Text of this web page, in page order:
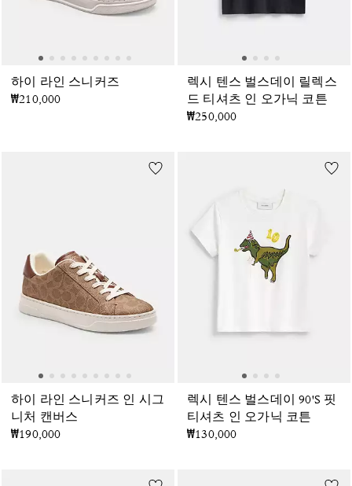
하이 라인 스니커즈
₩210,000
렉시 텐스 벌스데이 릴렉스
드 티셔츠 인 오가닉 코튼
₩250,000
하이 라인 스니커즈 인 시그
니처 캔버스
₩190,000
렉시 텐스 벌스데이 90'S 핏
티셔츠 인 오가닉 코튼
₩130,000